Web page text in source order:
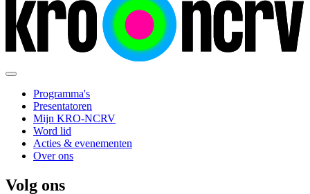
Programma's
Presentatoren
Mijn KRO-NCRV
Word lid
Acties & evenementen
Over ons
Volg ons